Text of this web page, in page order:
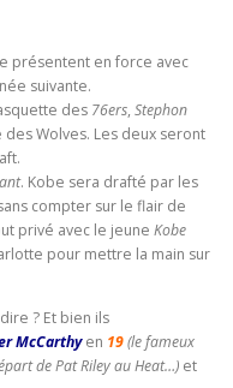
présentent en force avec
suivante.
des 76ers, Stephon
des Wolves. Les deux seront
. Kobe sera drafté par les
compter sur le flair de
privé avec le jeune Kobe
pour mettre la main sur
? Et bien ils
McCarthyen 19(le fameux
de Pat Riley au Heat…) et